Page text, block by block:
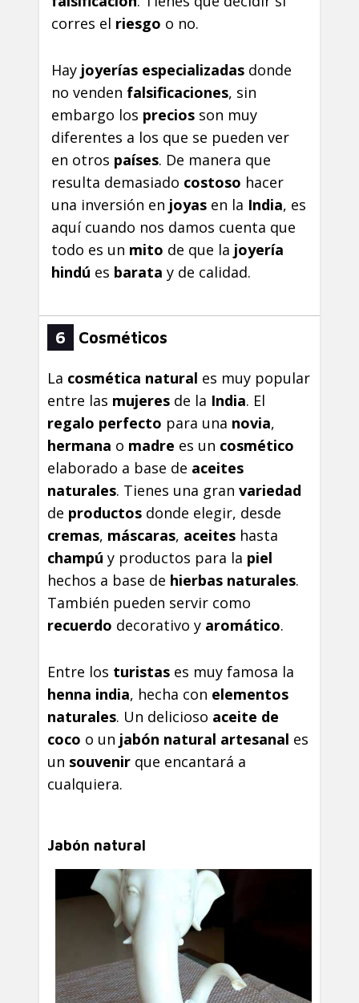
corres el riesgo o no.
Hay joyerías especializadas donde
no venden falsificaciones, sin
embargo los precios son muy
diferentes a los que se pueden ver
en otros países. De manera que
resulta demasiado costoso hacer
una inversión en joyas en la India, es
aquí cuando nos damos cuenta que
todo es un mito de que la joyería
hindú es barata y de calidad.
6 Cosméticos
La cosmética natural es muy popular
entre las mujeres de la India. El
regalo perfecto para una novia,
hermana o madre es un cosmético
elaborado a base de aceites
naturales. Tienes una gran variedad
de productos donde elegir, desde
cremas, máscaras, aceites hasta
champú y productos para la piel
hechos a base de hierbas naturales.
También pueden servir como
recuerdo decorativo y aromático.
Entre los turistas es muy famosa la
henna india, hecha con elementos
naturales. Un delicioso aceite de
coco o un jabón natural artesanal es
un souvenir que encantará a
cualquiera.
Jabón natural